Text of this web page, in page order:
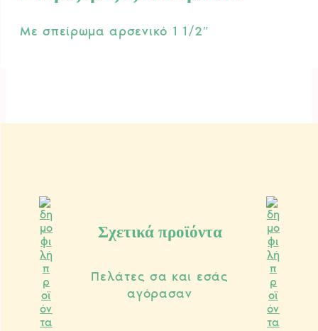
Με σπείρωμα αρσενικό 1 1/2″
Σχετικά προϊόντα
Πελάτες σα και εσάς
αγόρασαν